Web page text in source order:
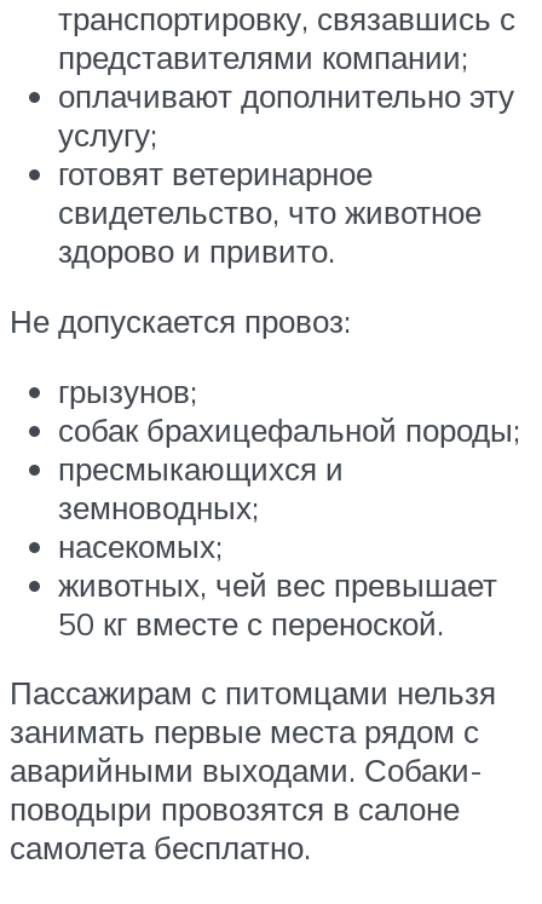
транспортировку, связавшись с
представителями компании;
оплачивают дополнительно эту
услугу;
готовят ветеринарное
свидетельство, что животное
здорово и привито.
Не допускается провоз:
грызунов;
собак брахицефальной породы;
пресмыкающихся и
земноводных;
насекомых;
животных, чей вес превышает
50 кг вместе с переноской.
Пассажирам с питомцами нельзя
занимать первые места рядом с
аварийными выходами. Собаки-
поводыри провозятся в салоне
самолета бесплатно.